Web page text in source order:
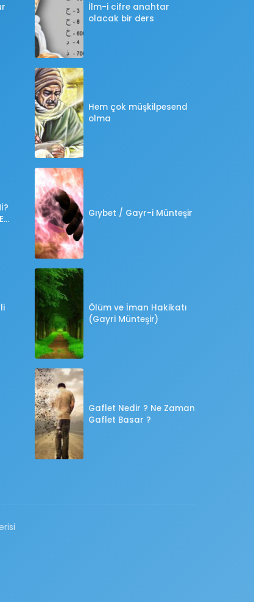
İlm-i cifre anahtar
olacak bir ders
Hem çok müşkilpesend
olma
Gıybet / Gayr-i Münteşir
Ölüm ve İman Hakikatı
(Gayri Münteşir)
Gaflet Nedir ? Ne Zaman
Gaflet Basar ?